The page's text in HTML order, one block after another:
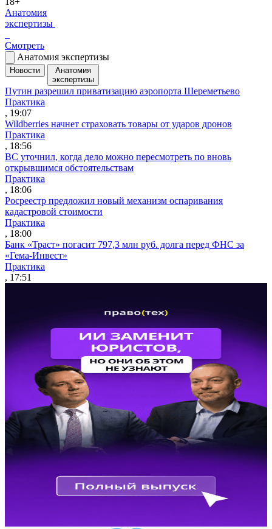
Анатомия
экспертизы
Смотреть
Анатомия экспертизы
Новости
Анатомия
экспертизы
Путин разрешил приватизацию аэропорта Шереметьево
Практика
, 19:07
Wildberries начнет страховать товары от ударов дронов
Практика
, 18:56
ВС уточнил, когда дело можно пересмотреть по вновь
открывшимся обстоятельствам
Практика
, 18:06
Росреестр предложил новый механизм оспаривания
кадастровой стоимости
Практика
, 18:00
Банк «Траст» погасит 797,3 млн руб. долга перед ФНС за
«Гема-Инвест»
Практика
, 17:51